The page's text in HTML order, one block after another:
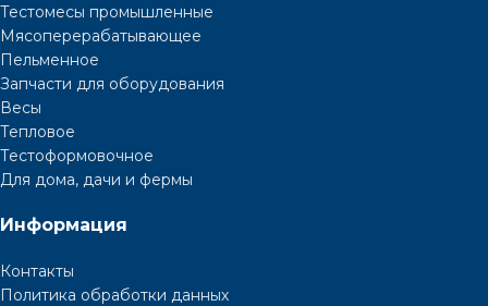
Тестомесы промышленные
Мясоперерабатывающее
Пельменное
Запчасти для оборудования
Весы
Тепловое
Тестоформовочное
Для дома, дачи и фермы
Информация
Контакты
Политика обработки данных